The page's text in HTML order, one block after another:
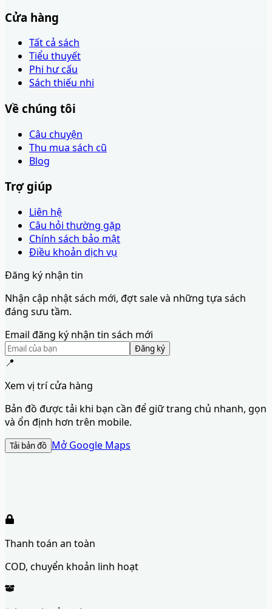
Cửa hàng
Tất cả sách
Tiểu thuyết
Phi hư cấu
Sách thiếu nhi
Về chúng tôi
Câu chuyện
Thu mua sách cũ
Blog
Trợ giúp
Liên hệ
Câu hỏi thường gặp
Chính sách bảo mật
Điều khoản dịch vụ
Đăng ký nhận tin
Nhận cập nhật sách mới, đợt sale và những tựa sách
đáng sưu tầm.
Email đăng ký nhận tin sách mới
Đăng ký
📍
Xem vị trí cửa hàng
Bản đồ được tải khi bạn cần để giữ trang chủ nhanh, gọn
và ổn định hơn trên mobile.
Tải bản đồ Mở Google Maps
Thanh toán an toàn
COD, chuyển khoản linh hoạt